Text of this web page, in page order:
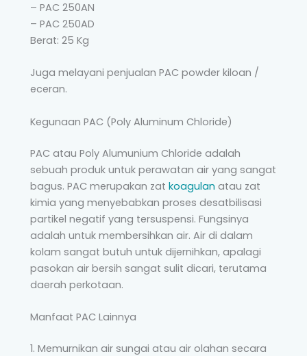
– PAC 250AN
– PAC 250AD
Berat: 25 Kg
Juga melayani penjualan PAC powder kiloan /
eceran.
Kegunaan PAC (Poly Aluminum Chloride)
PAC atau Poly Alumunium Chloride adalah
sebuah produk untuk perawatan air yang sangat
bagus. PAC merupakan zat koagulan atau zat
kimia yang menyebabkan proses desatbilisasi
partikel negatif yang tersuspensi. Fungsinya
adalah untuk membersihkan air. Air di dalam
kolam sangat butuh untuk dijernihkan, apalagi
pasokan air bersih sangat sulit dicari, terutama
daerah perkotaan.
Manfaat PAC Lainnya
1. Memurnikan air sungai atau air olahan secara